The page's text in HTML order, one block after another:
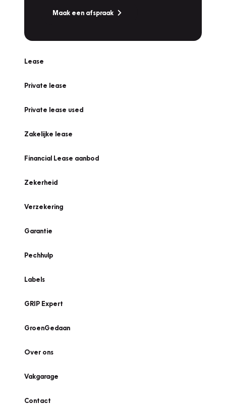
Maak een afspraak
Lease
Private lease
Private lease used
Zakelijke lease
Financial Lease aanbod
Zekerheid
Verzekering
Garantie
Pechhulp
Labels
GRIP Expert
GroenGedaan
Over ons
Vakgarage
Contact